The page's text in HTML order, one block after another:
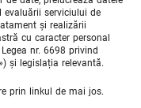
evaluării serviciului de
și realizării
cu caracter personal
nr. 6698 privind
și legislația relevantă.
prin linkul de mai jos.